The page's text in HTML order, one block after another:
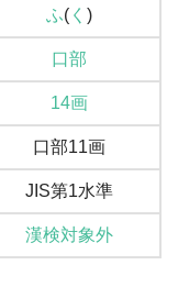
ふ(く )
口部
14画
口部11画
JIS第1水準
漢検対象外